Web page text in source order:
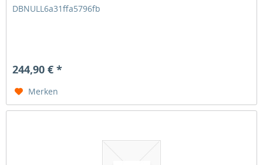
DBNULL6a31ffa5796fb
244,90 € *
Merken